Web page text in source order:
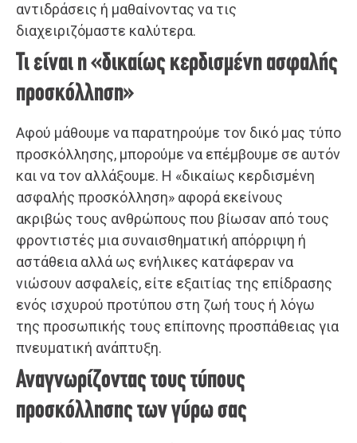
αντιδράσεις ή μαθαίνοντας να τις
διαχειριζόμαστε καλύτερα.
Τι είναι η «δικαίως κερδισμένη ασφαλής
προσκόλληση»
Αφού μάθουμε να παρατηρούμε τον δικό μας τύπο
προσκόλλησης, μπορούμε να επέμβουμε σε αυτόν
και να τον αλλάξουμε. Η «δικαίως κερδισμένη
ασφαλής προσκόλληση» αφορά εκείνους
ακριβώς τους ανθρώπους που βίωσαν από τους
φροντιστές μια συναισθηματική απόρριψη ή
αστάθεια αλλά ως ενήλικες κατάφεραν να
νιώσουν ασφαλείς, είτε εξαιτίας της επίδρασης
ενός ισχυρού προτύπου στη ζωή τους ή λόγω
της προσωπικής τους επίπονης προσπάθειας για
πνευματική ανάπτυξη.
Αναγνωρίζοντας τους τύπους
προσκόλλησης των γύρω σας